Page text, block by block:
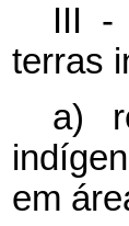
III -
terras
a)
em